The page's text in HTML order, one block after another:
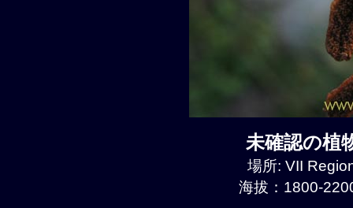
未確認の植
場所: VII
海拔：1800-